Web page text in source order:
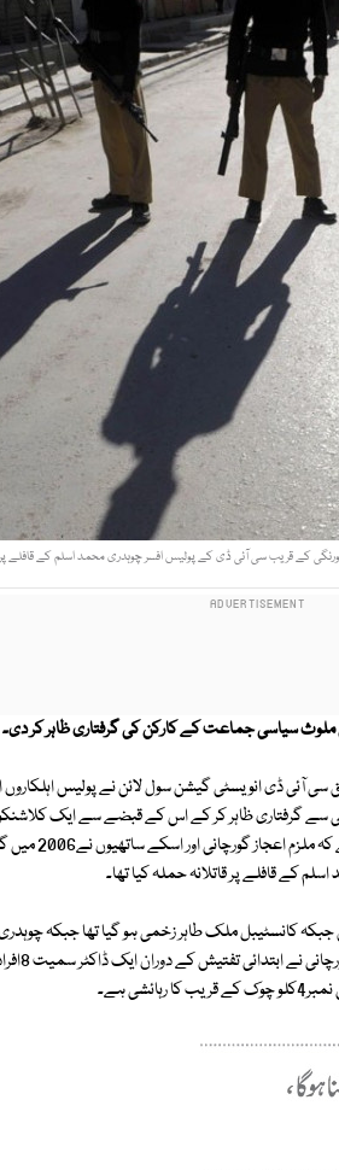
آئی ڈی انویسٹی گیشن سول لائن نے پولیس اہلکاروں
سے گرفتاری ظاہر کر کے اس کے قبضے سے ایک
پستول اور2دستی بم برآمد کرنے کا
کے قافلے پر قاتلانہ حملہ کیا تھا۔
کانسٹیبل ملک طاہر زخمی ہو گیا تھا جبکہ
بچ گئے تھے ، سی
ہے۔